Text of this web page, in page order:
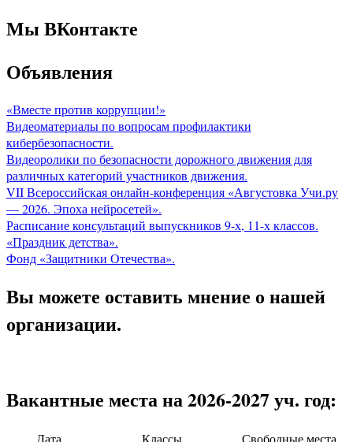
Мы ВКонтакте
Объявления
«Вместе против коррупции!»
Видеоматериалы по вопросам профилактики
кибербезопасности.
Видеоролики по безопасности дорожного движения для
различных категорий участников движения.
VII Всероссийская онлайн-конференция «Августовка Учи.ру
— 2026. Эпоха нейросетей».
Расписание консультаций выпускников 9-х, 11-х классов.
«Праздник детства».
Фонд «Защитники Отечества».
Вы можете оставить мнение о нашей
организации.
Вакантные места на 2026-2027 уч. год: